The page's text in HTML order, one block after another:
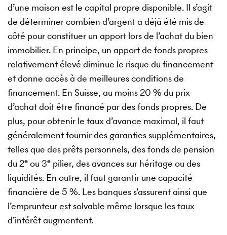
d’une maison est le capital propre disponible. Il s’agit
de déterminer combien d’argent a déjà été mis de
côté pour constituer un apport lors de l’achat du bien
immobilier. En principe, un apport de fonds propres
relativement élevé diminue le risque du financement
et donne accès à de meilleures conditions de
financement. En Suisse, au moins 20 % du prix
d’achat doit être financé par des fonds propres. De
plus, pour obtenir le taux d’avance maximal, il faut
généralement fournir des garanties supplémentaires,
telles que des prêts personnels, des fonds de pension
du 2e ou 3e pilier, des avances sur héritage ou des
liquidités. En outre, il faut garantir une capacité
financière de 5 %. Les banques s’assurent ainsi que
l’emprunteur est solvable même lorsque les taux
d’intérêt augmentent.